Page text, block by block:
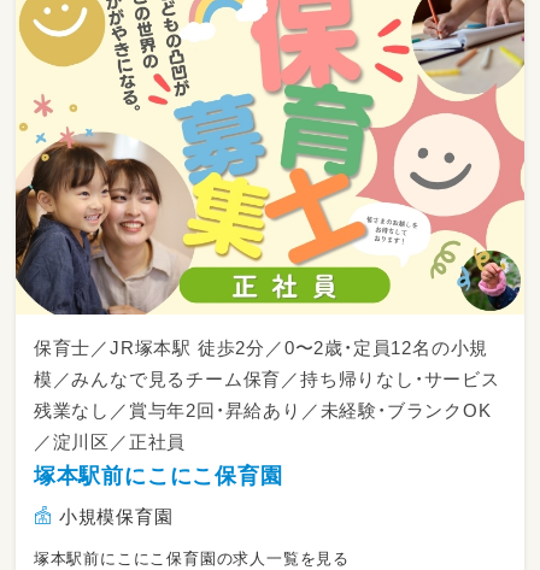
保育士／JR塚本駅 徒歩2分／0〜2歳・定員12名の小規
模／みんなで見るチーム保育／持ち帰りなし・サービス
残業なし／賞与年2回・昇給あり／未経験・ブランクOK
／淀川区／正社員
塚本駅前にこにこ保育園
小規模保育園
塚本駅前にこにこ保育園の求人一覧を見る